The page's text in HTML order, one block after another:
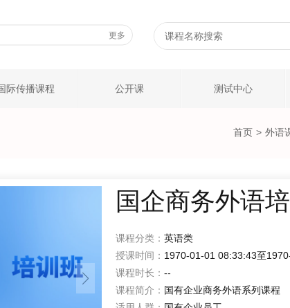
更多
际传播课程 公开课 测试中心
首页 > 外语
国企商务外语
课程分类： 英语类
授课时间： 1970-01-01 08:33:43至
课程时长： --
课程简介： 国有企业商务外语系列课程